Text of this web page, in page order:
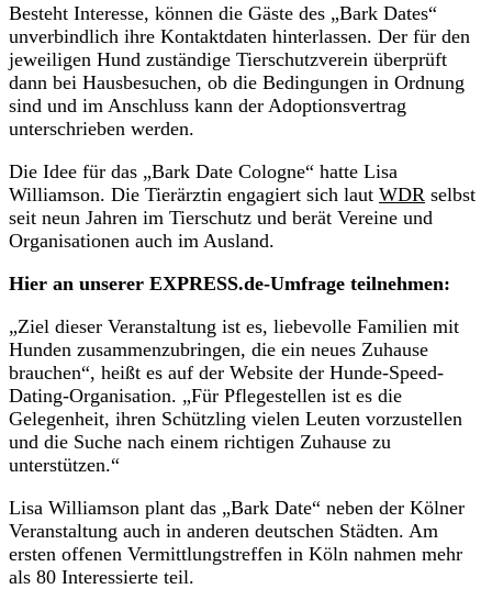
Besteht Interesse, können die Gäste des „Bark Dates“
unverbindlich ihre Kontaktdaten hinterlassen. Der für den
jeweiligen Hund zuständige Tierschutzverein überprüft
dann bei Hausbesuchen, ob die Bedingungen in Ordnung
sind und im Anschluss kann der Adoptionsvertrag
unterschrieben werden.
Die Idee für das „Bark Date Cologne“ hatte Lisa
Williamson. Die Tierärztin engagiert sich laut WDR selbst
seit neun Jahren im Tierschutz und berät Vereine und
Organisationen auch im Ausland.
Hier an unserer EXPRESS.de-Umfrage teilnehmen:
„Ziel dieser Veranstaltung ist es, liebevolle Familien mit
Hunden zusammenzubringen, die ein neues Zuhause
brauchen“, heißt es auf der Website der Hunde-Speed-
Dating-Organisation. „Für Pflegestellen ist es die
Gelegenheit, ihren Schützling vielen Leuten vorzustellen
und die Suche nach einem richtigen Zuhause zu
unterstützen.“
Lisa Williamson plant das „Bark Date“ neben der Kölner
Veranstaltung auch in anderen deutschen Städten. Am
ersten offenen Vermittlungstreffen in Köln nahmen mehr
als 80 Interessierte teil.